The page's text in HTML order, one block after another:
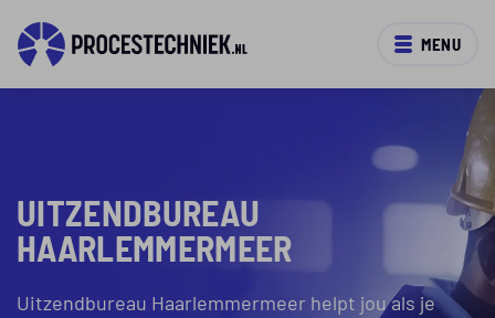
MENU
UITZENDBUREAU
HAARLEMMERMEER
Uitzendbureau Haarlemmermeer helpt jou als je